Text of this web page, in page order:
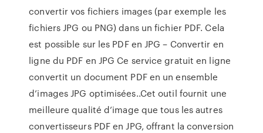
convertir vos fichiers images (par exemple les
fichiers JPG ou PNG) dans un fichier PDF. Cela
est possible sur les PDF en JPG – Convertir en
ligne du PDF en JPG Ce service gratuit en ligne
convertit un document PDF en un ensemble
d’images JPG optimisées..Cet outil fournit une
meilleure qualité d’image que tous les autres
convertisseurs PDF en JPG, offrant la conversion